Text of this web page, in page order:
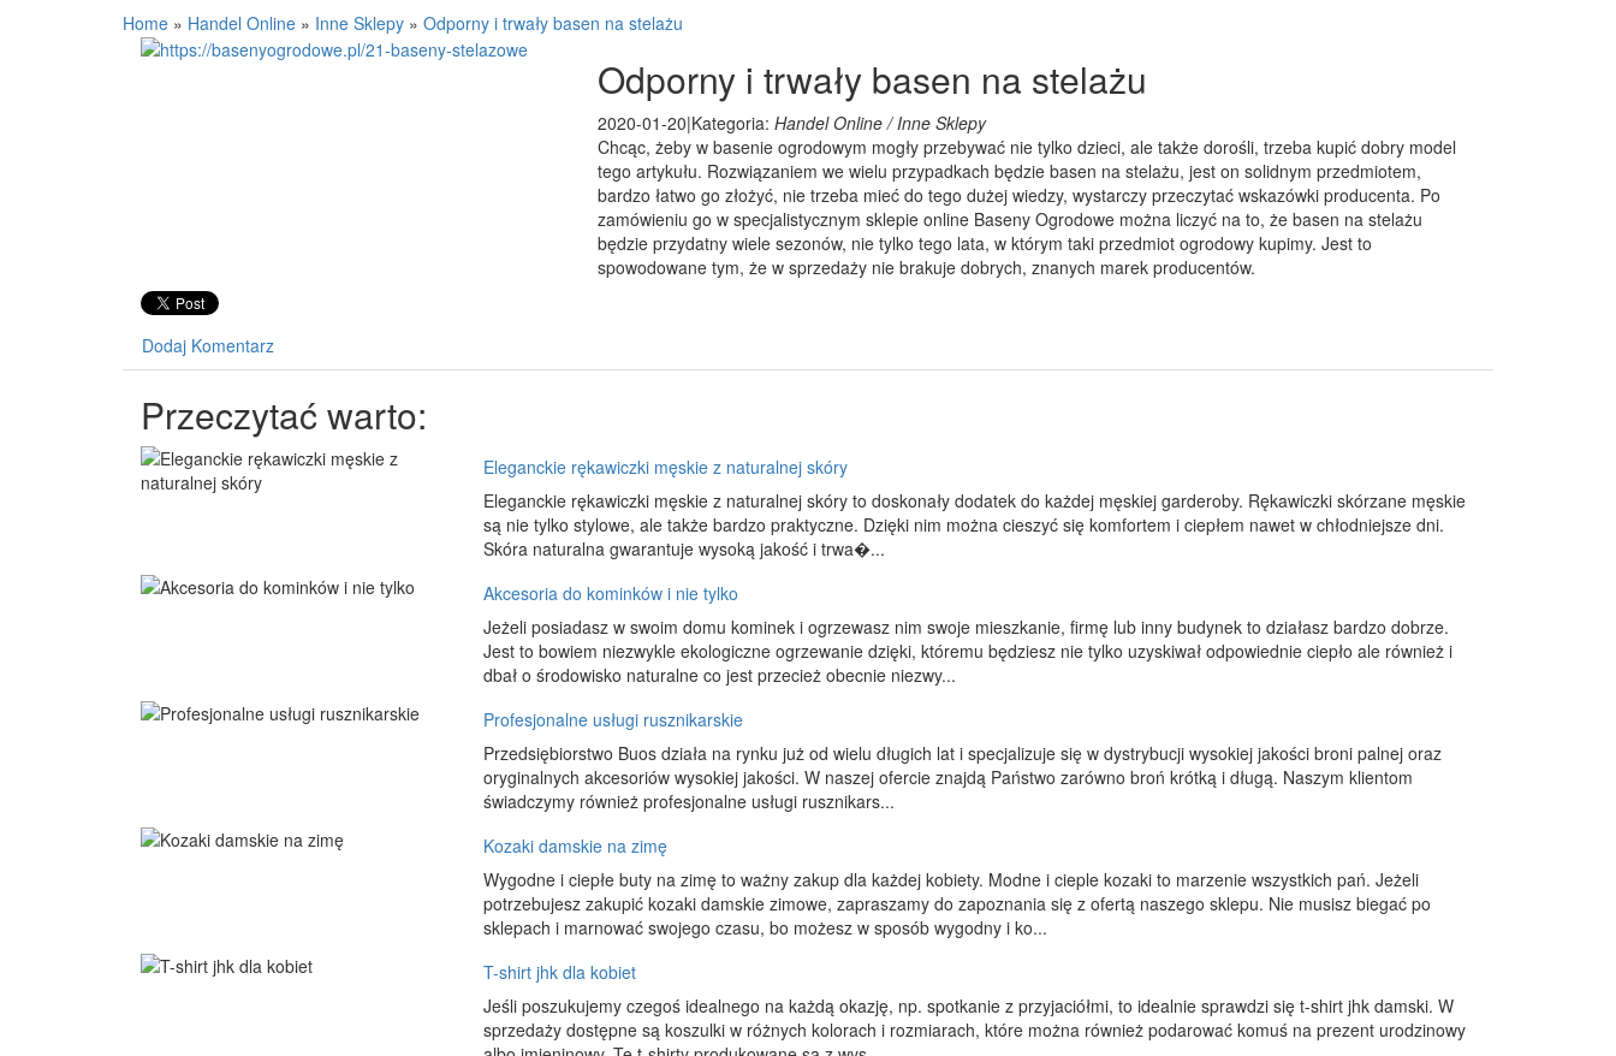
Home » Handel Online » Inne Sklepy » Odporny i trwały basen na stelażu
Odporny i trwały basen na stelażu
2020-01-20|Kategoria: Handel Online / Inne Sklepy
Chcąc, żeby w basenie ogrodowym mogły przebywać nie tylko dzieci, ale także dorośli, trzeba kupić dobry model
tego artykułu. Rozwiązaniem we wielu przypadkach będzie basen na stelażu, jest on solidnym przedmiotem,
bardzo łatwo go złożyć, nie trzeba mieć do tego dużej wiedzy, wystarczy przeczytać wskazówki producenta. Po
zamówieniu go w specjalistycznym sklepie online Baseny Ogrodowe można liczyć na to, że basen na stelażu
będzie przydatny wiele sezonów, nie tylko tego lata, w którym taki przedmiot ogrodowy kupimy. Jest to
spowodowane tym, że w sprzedaży nie brakuje dobrych, znanych marek producentów.
Dodaj Komentarz
Przeczytać warto:
Eleganckie rękawiczki męskie z naturalnej skóry
Eleganckie rękawiczki męskie z naturalnej skóry to doskonały dodatek do każdej męskiej garderoby. Rękawiczki skórzane męskie
są nie tylko stylowe, ale także bardzo praktyczne. Dzięki nim można cieszyć się komfortem i ciepłem nawet w chłodniejsze dni.
Skóra naturalna gwarantuje wysoką jakość i trwa�...
Akcesoria do kominków i nie tylko
Jeżeli posiadasz w swoim domu kominek i ogrzewasz nim swoje mieszkanie, firmę lub inny budynek to działasz bardzo dobrze.
Jest to bowiem niezwykle ekologiczne ogrzewanie dzięki, któremu będziesz nie tylko uzyskiwał odpowiednie ciepło ale również i
dbał o środowisko naturalne co jest przecież obecnie niezwy...
Profesjonalne usługi rusznikarskie
Przedsiębiorstwo Buos działa na rynku już od wielu długich lat i specjalizuje się w dystrybucji wysokiej jakości broni palnej oraz
oryginalnych akcesoriów wysokiej jakości. W naszej ofercie znajdą Państwo zarówno broń krótką i długą. Naszym klientom
świadczymy również profesjonalne usługi rusznikars...
Kozaki damskie na zimę
Wygodne i ciepłe buty na zimę to ważny zakup dla każdej kobiety. Modne i cieple kozaki to marzenie wszystkich pań. Jeżeli
potrzebujesz zakupić kozaki damskie zimowe, zapraszamy do zapoznania się z ofertą naszego sklepu. Nie musisz biegać po
sklepach i marnować swojego czasu, bo możesz w sposób wygodny i ko...
T-shirt jhk dla kobiet
Jeśli poszukujemy czegoś idealnego na każdą okazję, np. spotkanie z przyjaciółmi, to idealnie sprawdzi się t-shirt jhk damski. W
sprzedaży dostępne są koszulki w różnych kolorach i rozmiarach, które można również podarować komuś na prezent urodzinowy